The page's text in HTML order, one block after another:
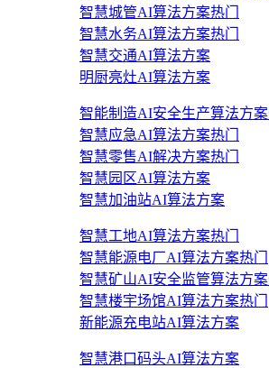
智慧城管AI算法方案热门
智慧水务AI算法方案热门
智慧交通AI算法方案
明厨亮灶AI算法方案
智能制造AI安全生产算法方案
智慧应急AI算法方案热门
智慧零售AI解决方案热门
智慧园区AI算法方案
智慧加油站AI算法方案
智慧工地AI算法方案热门
智慧能源电厂AI算法方案热门
智慧矿山AI安全监管算法方案
智慧楼宇场馆AI算法方案热门
新能源充电站AI算法方案
智慧港口码头AI算法方案